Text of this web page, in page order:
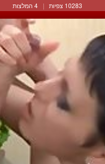
10283 צפיות | 4 המלצות